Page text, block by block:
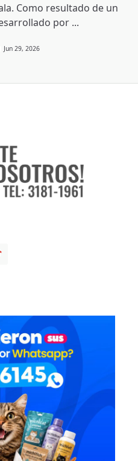
Como resultado de un
por ...
Jun 29, 2026